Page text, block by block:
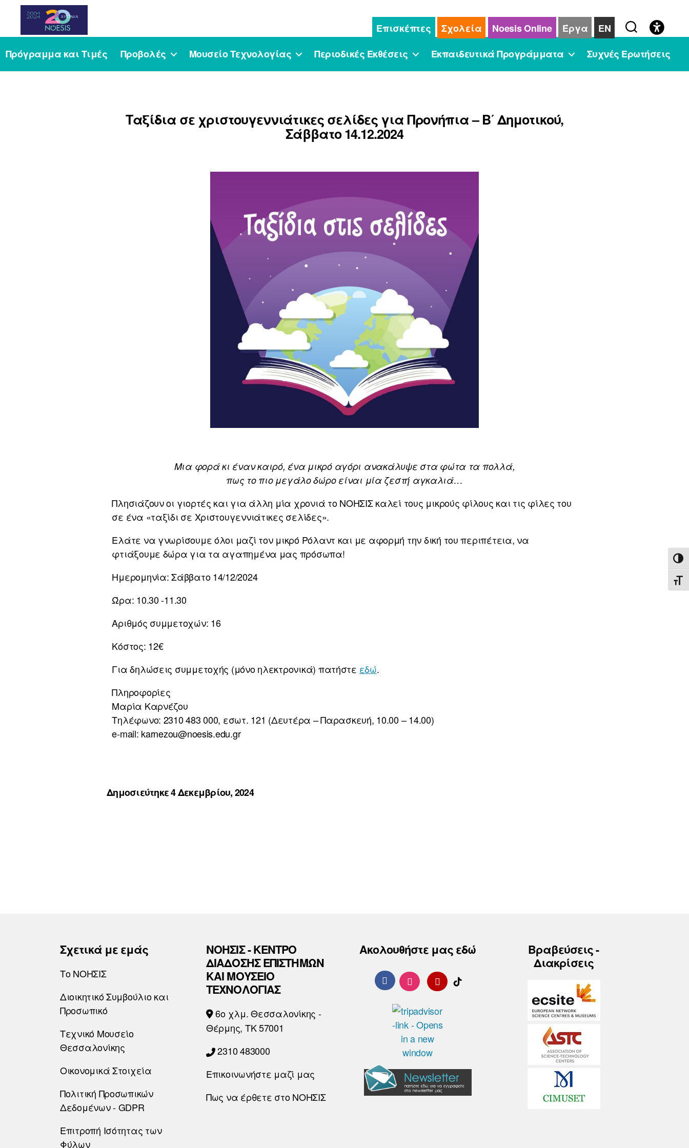
Noesis
Επισκέπτες Σχολεία Noesis Online Έργα
EN
Πρόγραμμα και Τιμές
Προβολές Μουσείο Τεχνολογίας Περιοδικές Εκθέσεις Εκπαιδευτικά Προγράμματα Συχνές Ερωτήσεις
Ταξίδια σε χριστουγεννιάτικες σελίδες για Προνήπια – Β΄ Δημοτικού,
Σάββατο 14.12.2024
Μια φορά κι έναν καιρό, ένα μικρό αγόρι ανακάλυψε στα φώτα τα πολλά,
πως το πιο μεγάλο δώρο είναι μία ζεστή αγκαλιά…
Πλησιάζουν οι γιορτές και για άλλη μία χρονιά το ΝΟΗΣΙΣ καλεί τους μικρούς φίλους και τις φίλες του
σε ένα «ταξίδι σε Χριστουγεννιάτικες σελίδες».
Ελάτε να γνωρίσουμε όλοι μαζί τον μικρό Ρόλαντ και με αφορμή την δική του περιπέτεια, να
φτιάξουμε δώρα για τα αγαπημένα μας πρόσωπα!
Ημερομηνία: Σάββατο 14/12/2024
Ώρα: 10.30 -11.30
Αριθμός συμμετοχών: 16
Κόστος: 12€
Για δηλώσεις συμμετοχής (μόνο ηλεκτρονικά) πατήστε εδώ.
Πληροφορίες
Μαρία Καρνέζου
Τηλέφωνο: 2310 483 000, εσωτ. 121 (Δευτέρα – Παρασκευή, 10.00 – 14.00)
e-mail: karnezou@noesis.edu.gr
Δημοσιεύτηκε 4 Δεκεμβρίου, 2024
Σχετικά με εμάς
Το ΝΟΗΣΙΣ
Διοικητικό Συμβούλιο και
Προσωπικό
Τεχνικό Μουσείο
Θεσσαλονίκης
Οικονομικά Στοιχεία
Πολιτική Προσωπικών
Δεδομένων - GDPR
Επιτροπή Ισότητας των
Φύλων
ΝΟΗΣΙΣ - ΚΕΝΤΡΟ
ΔΙΑΔΟΣΗΣ ΕΠΙΣΤΗΜΩΝ
ΚΑΙ ΜΟΥΣΕΙΟ
ΤΕΧΝΟΛΟΓΙΑΣ
6o χλμ. Θεσσαλονίκης -
Θέρμης, ΤΚ 57001
2310 483000
Επικοινωνήστε μαζί μας
Πως να έρθετε στο ΝΟΗΣΙΣ
Ακολουθήστε μας εδώ
Βραβεύσεις -
Διακρίσεις